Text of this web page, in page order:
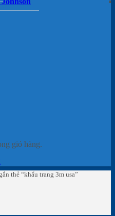
giỏ hàng.
thẻ “khẩu trang 3m usa”